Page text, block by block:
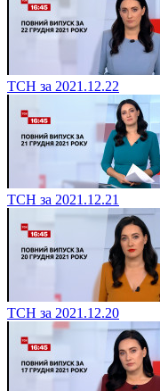
ТСН за 2021.12.22
ТСН за 2021.12.21
ТСН за 2021.12.20